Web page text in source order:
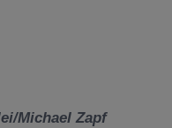
Michael Zapf